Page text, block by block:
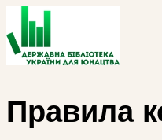
Правила